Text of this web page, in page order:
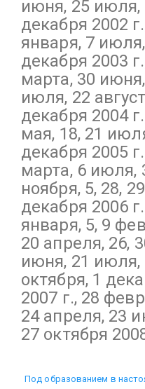
июня, 25 июля,
декабря 2002
января, 7
декабря 2003
марта, 30
июля, 22
декабря 2004
мая, 18, 21
декабря 2005
марта, 6 июля,
ноября, 5, 28, 29
декабря 2006
января, 5, 9
20 апреля, 26,
июня, 21 июля,
октября, 1
2007 г., 28
24 апреля, 23
27 октября
Под образованием в